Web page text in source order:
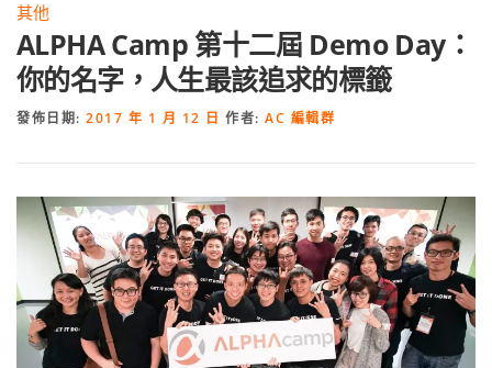
FAQ
其他
ALPHA Camp 第十二屆 Demo Day：
你的名字，人生最該追求的標籤
發佈日期: 2017 年 1 月 12 日 作者: AC 編輯群